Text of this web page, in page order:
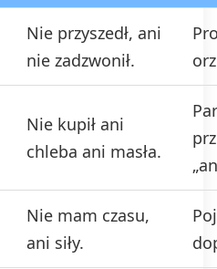
Nie przyszedł, ani
nie zadzwonił.
Nie kupił ani
chleba ani masła.
Nie mam czasu,
ani siły.